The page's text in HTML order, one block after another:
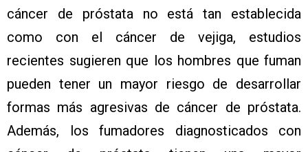
cáncer de próstata no está tan establecida
como con el cáncer de vejiga, estudios
recientes sugieren que los hombres que fuman
pueden tener un mayor riesgo de desarrollar
formas más agresivas de cáncer de próstata.
Además, los fumadores diagnosticados con